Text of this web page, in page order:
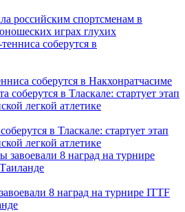
российским спортсменам в
играх глухих
соберутся в Накхонратчасиме
в Тласкале: стартует этап
легкой атлетике
8 наград на турнире ITTF